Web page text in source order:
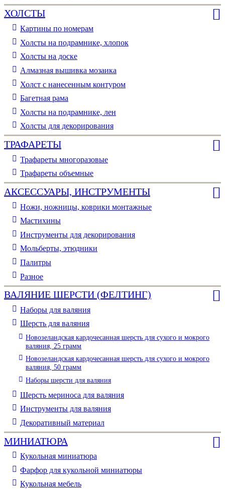
ХОЛСТЫ
Картины по номерам
Холсты на подрамнике, хлопок
Холсты на доске
Алмазная вышивка мозаика
Холст с нанесенным контуром
Багетная рама
Холсты на подрамнике, лен
Холсты для декорирования
ТРАФАРЕТЫ
Трафареты многоразовые
Трафареты объемные
АКСЕССУАРЫ, ИНСТРУМЕНТЫ
Ножи, ножницы, коврики монтажные
Мастихины
Инструменты для декорирования
Мольберты, этюдники
Палитры
Разное
ВАЛЯНИЕ ШЕРСТИ (ФЕЛТИНГ)
Наборы для валяния
Шерсть для валяния
Новозеландская кардочесанная шерсть для сухого и мокрого
валяния, 25 грамм
Новозеландская кардочесанная шерсть для сухого и мокрого
валяния, 50 грамм
Наборы шерсти для валяния
Шерсть мериноса для валяния
Инструменты для валяния
Декоративный материал
МИНИАТЮРА
Кукольная миниатюра
Фарфор для кукольной миниатюры
Кукольная мебель